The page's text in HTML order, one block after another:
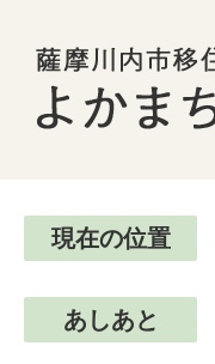
現在の位置
あしあと